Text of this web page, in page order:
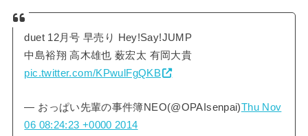
duet 12月号 早売り Hey!Say!JUMP
中島裕翔 高木雄也 薮宏太 有岡大貴
pic.twitter.com/KPwulFgQKB
— おっぱい先輩の事件簿NEO(@OPAIsenpai)Thu Nov
06 08:24:23 +0000 2014